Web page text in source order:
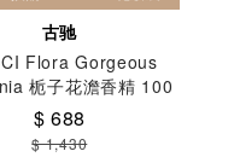
古驰
Flora Gorgeous
栀子花澹香精 100
毫升
$ 688
$ 1,430